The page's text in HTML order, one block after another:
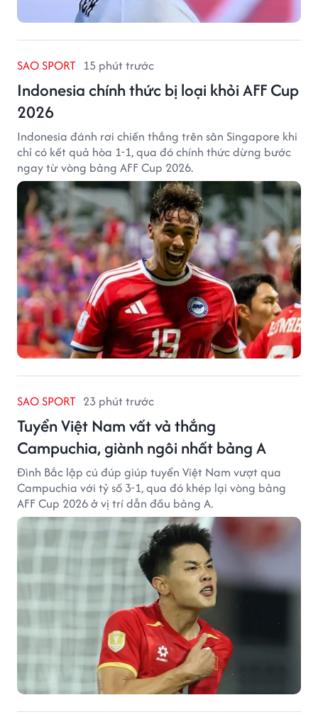
SAO SPORT 15 phút trước
Indonesia chính thức bị loại khỏi AFF Cup
2026
Indonesia đánh rơi chiến thắng trên sân Singapore khi
chỉ có kết quả hòa 1-1, qua đó chính thức dừng bước
ngay từ vòng bảng AFF Cup 2026.
SAO SPORT 23 phút trước
Tuyển Việt Nam vất vả thắng
Campuchia, giành ngôi nhất bảng A
Đình Bắc lập cú đúp giúp tuyển Việt Nam vượt qua
Campuchia với tỷ số 3-1, qua đó khép lại vòng bảng
AFF Cup 2026 ở vị trí dẫn đầu bảng A.